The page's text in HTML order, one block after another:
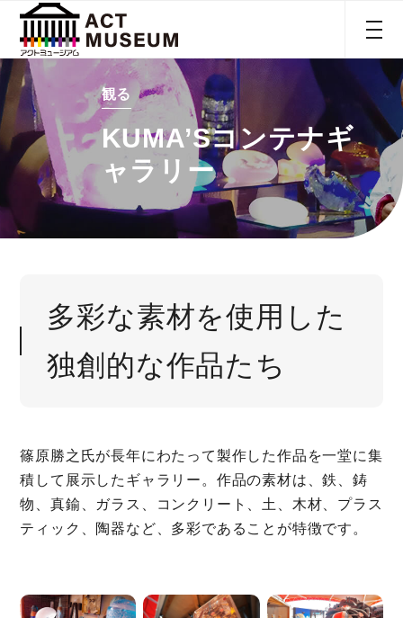
観る
KUMA’Sコンテナギ
ャラリー
多彩な素材を使用した
独創的な作品たち
篠原勝之氏が長年にわたって製作した作品を一堂に集
積して展示したギャラリー。作品の素材は、鉄、鋳
物、真鍮、ガラス、コンクリート、土、木材、プラス
ティック、陶器など、多彩であることが特徴です。